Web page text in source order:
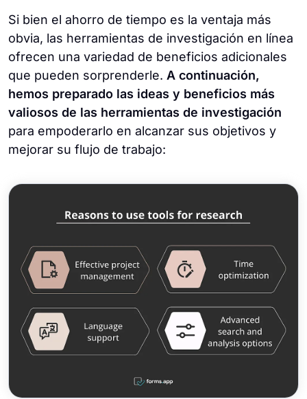
Si bien el ahorro de tiempo es la ventaja más
obvia, las herramientas de investigación en línea
ofrecen una variedad de beneficios adicionales
que pueden sorprenderle. A continuación,
hemos preparado las ideas y beneficios más
valiosos de las herramientas de investigación
para empoderarlo en alcanzar sus objetivos y
mejorar su flujo de trabajo: